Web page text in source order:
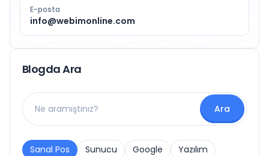
E-posta
info@webimonline.com
Blogda Ara
Ara
Sanal Pos Sunucu Google
Yazılım